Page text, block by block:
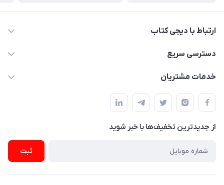
ارتباط با دیجی کتاب
021-66483376
پلیس امنیت .پلاک 150 (🚷 فروش فقط به صورت آنلاین)
دسترسی سریع
کتاب (دسته‌بندی)
ناشران همکار
نویسندگان و مترجمان
خدمات مشتریان
راهنما
پیگیری سفارشات
رهگیری مرسولات پستی
ارسال تیکت پشتیبانی
از جدید‌ترین تخفیف‌ها با‌ خبر شوید
ثبت